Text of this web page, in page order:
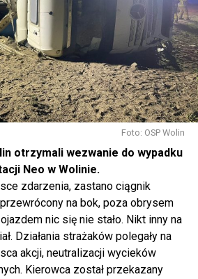
Foto: OSP Wolin
otrzymali wezwanie do wypadku
Neo w Wolinie.
zdarzenia, zastano ciągnik
na bok, poza obrysem
nic się nie stało. Nikt inny na
Działania strażaków polegały na
akcji, neutralizacji wycieków
Kierowca został przekazany